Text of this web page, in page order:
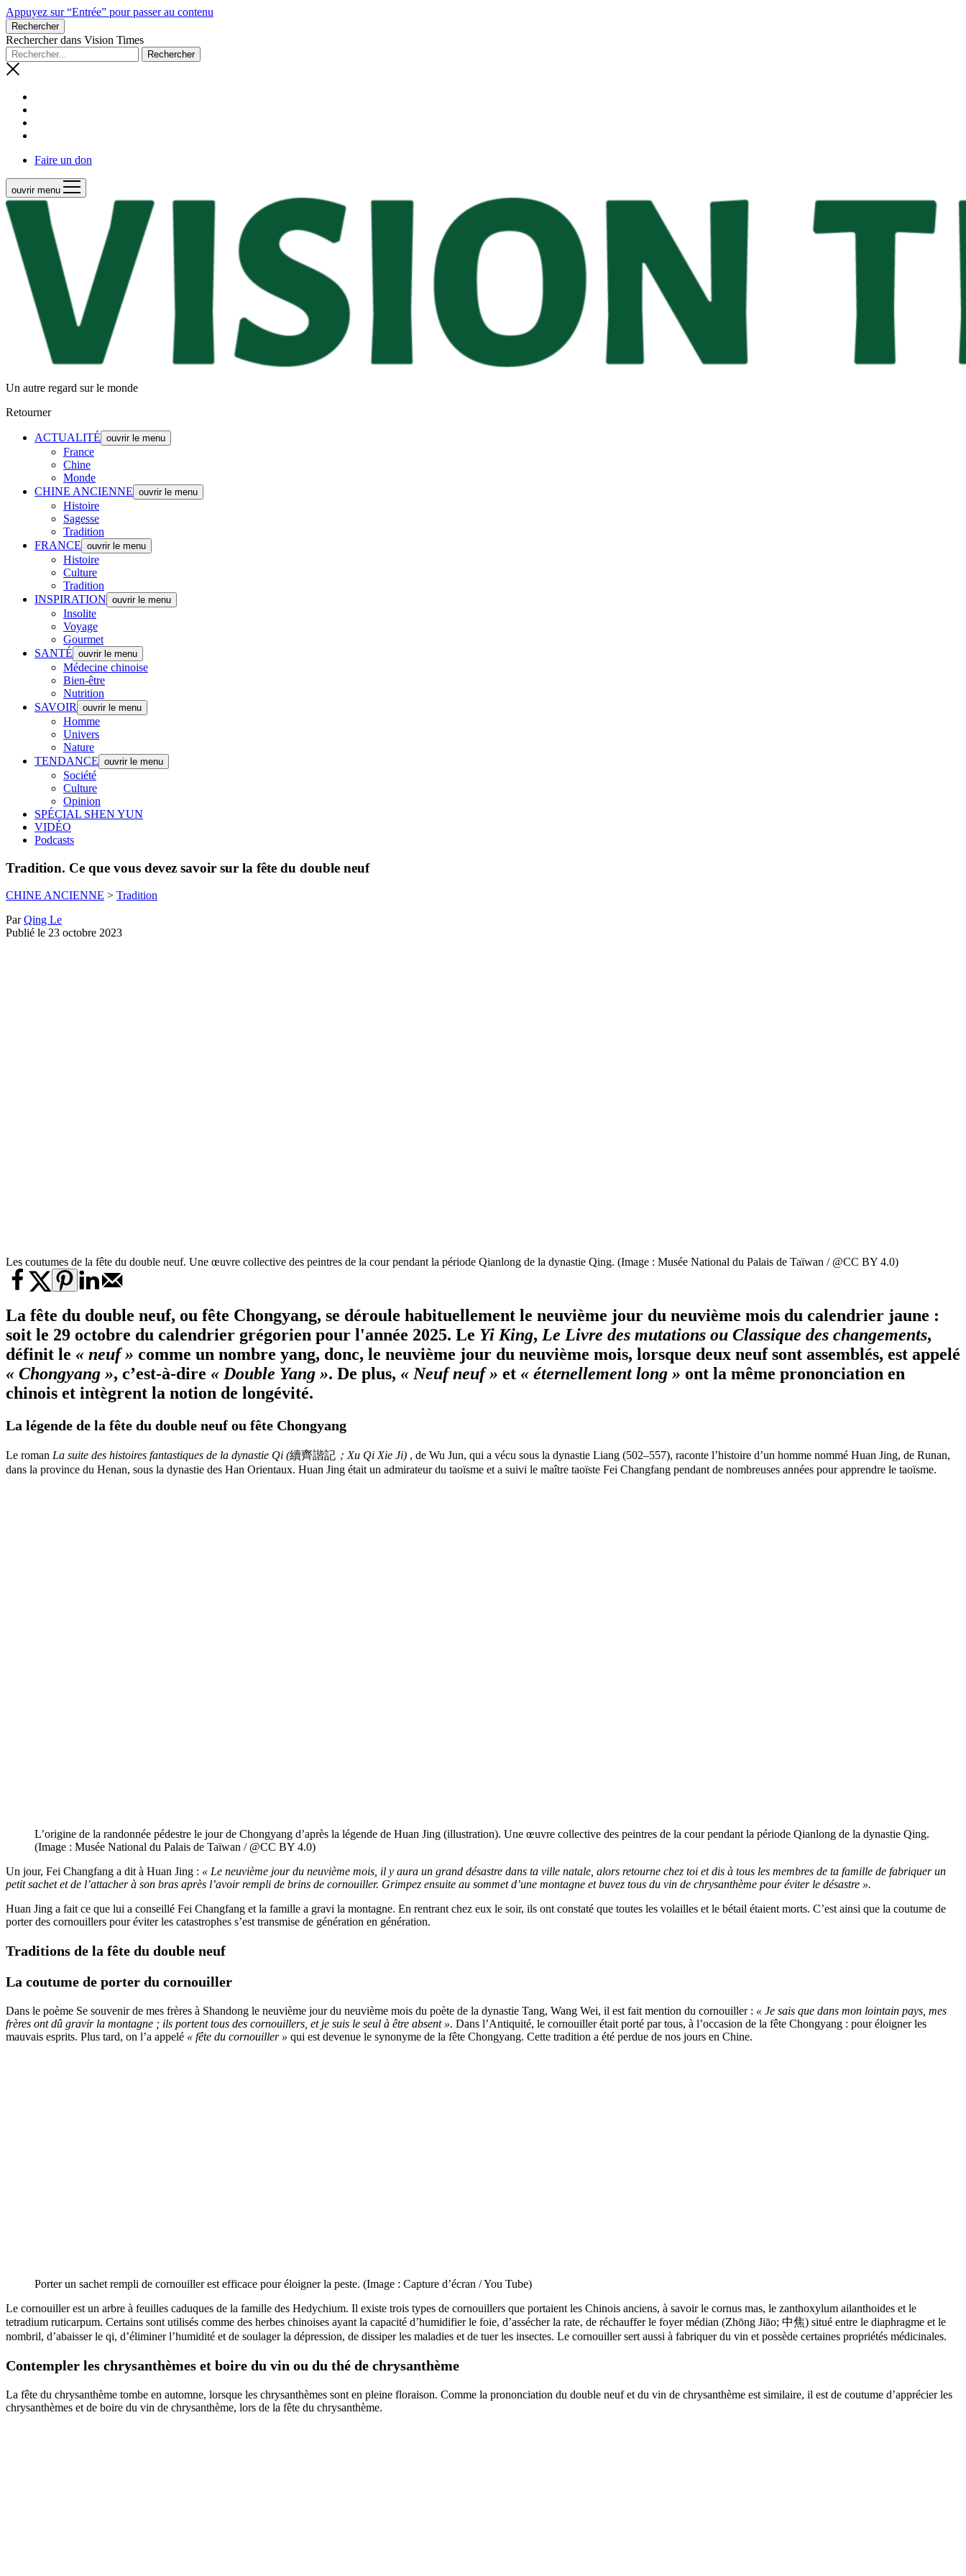
Appuyez sur “Entrée” pour passer au contenu
Rechercher
Rechercher dans Vision Times
Faire un don
ouvrir menu
Un autre regard sur le monde
Retourner
ACTUALITÉ ouvrir le menu
France
Chine
Monde
CHINE ANCIENNE ouvrir le menu
Histoire
Sagesse
Tradition
FRANCE ouvrir le menu
Histoire
Culture
Tradition
INSPIRATION ouvrir le menu
Insolite
Voyage
Gourmet
SANTÉ ouvrir le menu
Médecine chinoise
Bien-être
Nutrition
SAVOIR
ouvrir le menu
Homme
Univers
Nature
TENDANCE ouvrir le menu
Société
Culture
Opinion
SPÉCIAL SHEN YUN
VIDÉO
Podcasts
Tradition. Ce que vous devez savoir sur la fête du double neuf
CHINE ANCIENNE > Tradition
ParQing Le
Publié le 23 octobre 2023
Les coutumes de la fête du double neuf. Une œuvre collective des peintres de la cour pendant la période Qianlong de la dynastie Qing. (Image : Musée National du Palais de Taïwan / @CC BY 4.0)
La fête du double neuf, ou fête Chongyang, se déroule habituellement le neuvième jour du neuvième mois du calendrier jaune :
soit le 29 octobre du calendrier grégorien pour l'année 2025. Le Yi King, Le Livre des mutations ou Classique des changements,
définit le « neuf » comme un nombre yang, donc, le neuvième jour du neuvième mois, lorsque deux neuf sont assemblés, est appelé
« Chongyang », c’est-à-dire « Double Yang ». De plus, « Neuf neuf » et « éternellement long » ont la même prononciation en
chinois et intègrent la notion de longévité.
La légende de la fête du double neuf ou fête Chongyang
Le roman La suite des histoires fantastiques de la dynastie Qi (續齊諧記 ；Xu Qi Xie Ji) , de Wu Jun, qui a vécu sous la dynastie Liang (502–557), raconte l’histoire d’un homme nommé Huan Jing, de Runan,
dans la province du Henan, sous la dynastie des Han Orientaux. Huan Jing était un admirateur du taoïsme et a suivi le maître taoïste Fei Changfang pendant de nombreuses années pour apprendre le taoïsme.
L’origine de la randonnée pédestre le jour de Chongyang d’après la légende de Huan Jing (illustration). Une œuvre collective des peintres de la cour pendant la période Qianlong de la dynastie Qing.
(Image : Musée National du Palais de Taïwan / @CC BY 4.0)
Un jour, Fei Changfang a dit à Huan Jing : « Le neuvième jour du neuvième mois, il y aura un grand désastre dans ta ville natale, alors retourne chez toi et dis à tous les membres de ta famille de fabriquer un
petit sachet et de l’attacher à son bras après l’avoir rempli de brins de cornouiller. Grimpez ensuite au sommet d’une montagne et buvez tous du vin de chrysanthème pour éviter le désastre ».
Huan Jing a fait ce que lui a conseillé Fei Changfang et la famille a gravi la montagne. En rentrant chez eux le soir, ils ont constaté que toutes les volailles et le bétail étaient morts. C’est ainsi que la coutume de
porter des cornouillers pour éviter les catastrophes s’est transmise de génération en génération.
Traditions de la fête du double neuf
La coutume de porter du cornouiller
Dans le poème Se souvenir de mes frères à Shandong le neuvième jour du neuvième mois du poète de la dynastie Tang, Wang Wei, il est fait mention du cornouiller : « Je sais que dans mon lointain pays, mes
frères ont dû gravir la montagne ; ils portent tous des cornouillers, et je suis le seul à être absent ». Dans l’Antiquité, le cornouiller était porté par tous, à l’occasion de la fête Chongyang : pour éloigner les
mauvais esprits. Plus tard, on l’a appelé « fête du cornouiller » qui est devenue le synonyme de la fête Chongyang. Cette tradition a été perdue de nos jours en Chine.
Porter un sachet rempli de cornouiller est efficace pour éloigner la peste. (Image : Capture d’écran / You Tube)
Le cornouiller est un arbre à feuilles caduques de la famille des Hedychium. Il existe trois types de cornouillers que portaient les Chinois anciens, à savoir le cornus mas, le zanthoxylum ailanthoides et le
tetradium ruticarpum. Certains sont utilisés comme des herbes chinoises ayant la capacité d’humidifier le foie, d’assécher la rate, de réchauffer le foyer médian (Zhōng Jiāo; 中焦) situé entre le diaphragme et le
nombril, d’abaisser le qi, d’éliminer l’humidité et de soulager la dépression, de dissiper les maladies et de tuer les insectes. Le cornouiller sert aussi à fabriquer du vin et possède certaines propriétés médicinales.
Contempler les chrysanthèmes et boire du vin ou du thé de chrysanthème
La fête du chrysanthème tombe en automne, lorsque les chrysanthèmes sont en pleine floraison. Comme la prononciation du double neuf et du vin de chrysanthème est similaire, il est de coutume d’apprécier les
chrysanthèmes et de boire du vin de chrysanthème, lors de la fête du chrysanthème.